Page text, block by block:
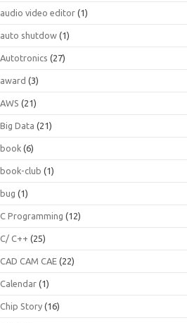
audio video editor (1)
auto shutdow (1)
Autotronics (27)
award (3)
AWS (21)
Big Data (21)
book (6)
book-club (1)
bug (1)
C Programming (12)
C/ C++ (25)
CAD CAM CAE (22)
Calendar (1)
Chip Story (16)